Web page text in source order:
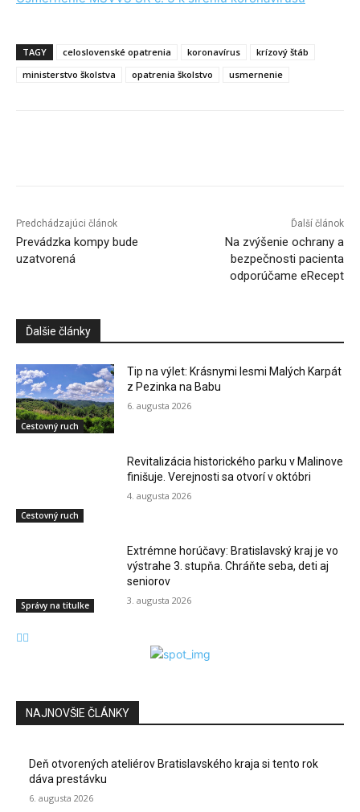
TAGY celoslovenské opatrenia koronavírus
krízový štáb
ministerstvo školstva
opatrenia školstvo usmernenie
Predchádzajúci článok
Prevádzka kompy bude
uzatvorená
Ďalší článok
Na zvýšenie ochrany a
bezpečnosti pacienta
odporúčame eRecept
Ďalšie články
Cestovný ruch
Tip na výlet: Krásnymi lesmi Malých Karpát
z Pezinka na Babu
6. augusta 2026
Cestovný ruch
Revitalizácia historického parku v Malinove
finišuje. Verejnosti sa otvorí v októbri
4. augusta 2026
Správy na titulke
Extrémne horúčavy: Bratislavský kraj je vo
výstrahe 3. stupňa. Chráňte seba, deti aj
seniorov
3. augusta 2026
NAJNOVŠIE ČLÁNKY
Deň otvorených ateliérov Bratislavského kraja si tento rok
dáva prestávku
6. augusta 2026